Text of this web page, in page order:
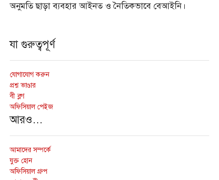
অনুমতি ছাড়া ব্যবহার আইনত ও নৈতিকভাবে বেআইনি।
যা গুরুত্বপূর্ণ
যোগাযোগ করুন
প্রশ্ন ভাণ্ডার
বী ব্লগ
অফিসিয়াল পেইজ
আরও…
আমাদের সম্পর্কে
যুক্ত হোন
অফিসিয়াল গ্রুপ